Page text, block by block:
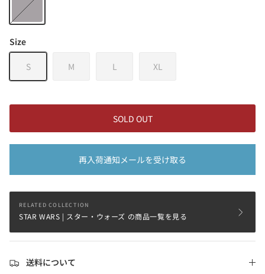
Size
S M L XL
SOLD OUT
再入荷通知メールを受け取る
RELATED COLLECTION
STAR WARS | スター・ウォーズ の商品一覧を見る
送料について